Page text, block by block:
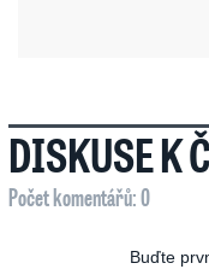
DISKUSE K
Počet komentářů: 0
Buďte